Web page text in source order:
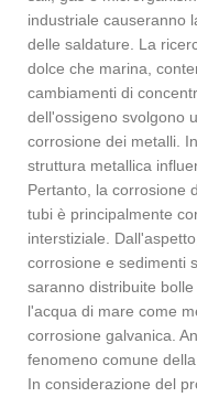
industriale causeranno
delle saldature. La
dolce che marina,
cambiamenti di
dell'ossigeno svolgono
corrosione dei metalli.
struttura metallica
Pertanto, la corrosione
tubi è principalmente
interstiziale.
corrosione e sedimenti
saranno distribuite
l'acqua di mare come
corrosione galvanica.
fenomeno comune
In considerazione del